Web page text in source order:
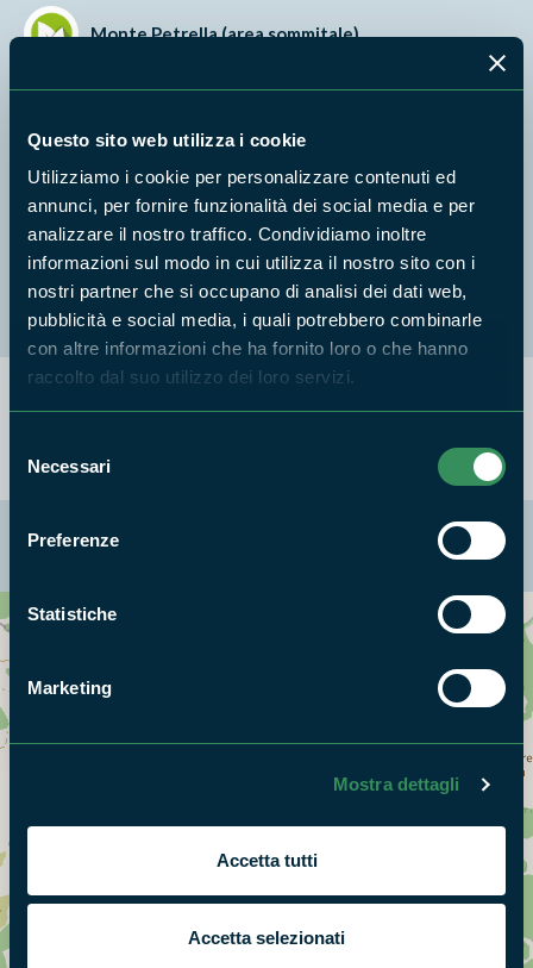
Questo sito web utilizza i cookie
Utilizziamo i cookie per personalizzare contenuti ed
annunci, per fornire funzionalità dei social media e per
analizzare il nostro traffico. Condividiamo inoltre
informazioni sul modo in cui utilizza il nostro sito con i
nostri partner che si occupano di analisi dei dati web,
pubblicità e social media, i quali potrebbero combinarle
con altre informazioni che ha fornito loro o che hanno
raccolto dal suo utilizzo dei loro servizi.
delNecessari
Preferenze
Statistiche
Marketing
Mostra dettagli
Accetta tutti
Accetta selezionati
Monte Petrella (area sommitale)
Monti Aurunci
Parete del Monte Fammera
La mappa di Parchilazio.it